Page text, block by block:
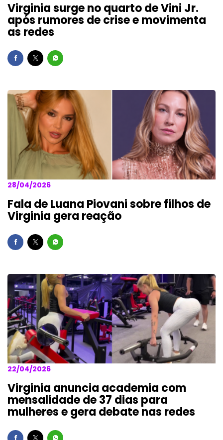
Virginia surge no quarto de Vini Jr.
após rumores de crise e movimenta
as redes
28/04/2026
Fala de Luana Piovani sobre filhos de
Virginia gera reação
22/04/2026
Virginia anuncia academia com
mensalidade de 37 dias para
mulheres e gera debate nas redes